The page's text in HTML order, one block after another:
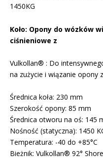
1450KG
Koło: Opony do wózków
ciśnieniowe z
Vulkollan® : Do
na zużycie i wiązanie opony
Średnica koła: 230 mm
Szerokość opony: 85 mm
Średnica otworu na oś: 145
Nośność (statyczna): 1450
Temperatura: -40 do +85°C
Bieżnik: Vulkollan® 92°